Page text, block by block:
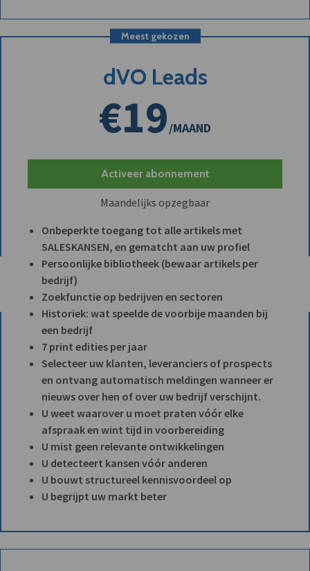
Meest gekozen
dVO Leads
€19/MAAND
Activeer abonnement
Maandelijks opzegbaar
Onbeperkte toegang tot alle artikels met
SALESKANSEN, en gematcht aan uw profiel
Persoonlijke bibliotheek (bewaar artikels per
bedrijf)
Zoekfunctie op bedrijven en sectoren
Historiek: wat speelde de voorbije maanden bij
een bedrijf
7 print edities per jaar
Selecteer uw klanten, leveranciers of prospects
en ontvang automatisch meldingen wanneer er
nieuws over hen of over uw bedrijf verschijnt.
U weet waarover u moet praten vóór elke
afspraak en wint tijd in voorbereiding
U mist geen relevante ontwikkelingen
U detecteert kansen vóór anderen
U bouwt structureel kennisvoordeel op
U begrijpt uw markt beter